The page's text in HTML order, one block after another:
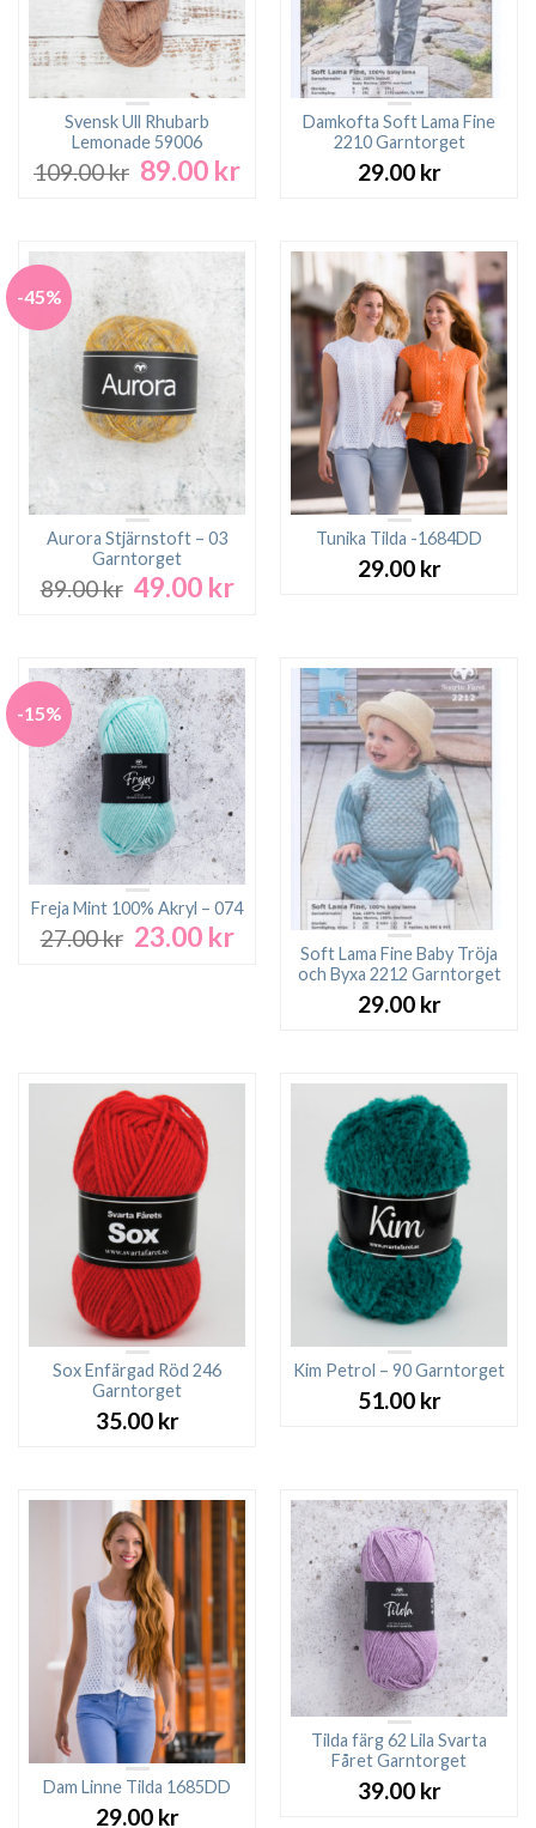
Svensk Ull Rhubarb
Lemonade 59006
109.00kr Det
109.00 kr.
89.00 krDet
89.00 kr.
Damkofta Soft Lama Fine
2210 Garntorget
29.00 kr
-45%
Aurora Stjärnstoft – 03
Garntorget
89.00kr Det
ursprungliga
89.00 kr.
49.00 krDet
49.00 kr.
Tunika Tilda -1684DD
29.00 kr
-15%
Freja Mint 100% Akryl – 074
27.00kr Det
ursprungliga
23.00 krDet
nuvarandeSoft Lama Fine Baby Tröja
och Byxa 2212 Garntorget
29.00 kr
Sox Enfärgad Röd 246
Garntorget
35.00 kr
Kim Petrol – 90 Garntorget
51.00 kr
Dam Linne Tilda 1685DD
29.00 kr
Tilda färg 62 Lila Svarta
Fåret Garntorget
39.00 kr